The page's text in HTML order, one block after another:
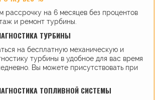
рассрочку на 6 месяцев без процентов
и ремонт турбины.
ТУРБИНЫ
на бесплатную механическую и
турбины в удобное для вас время
Вы можете присутствовать при
ТОПЛИВНОЙ СИСТЕМЫ